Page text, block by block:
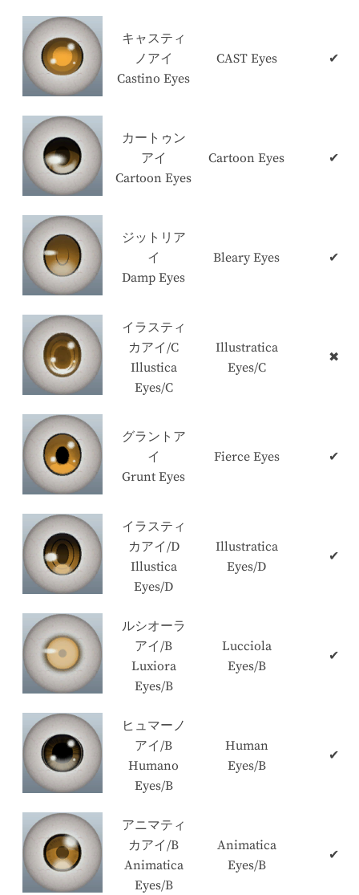
キャスティ
ノアイ
Castino Eyes
CAST Eyes ✔
カートゥン
アイ
Cartoon Eyes
Cartoon Eyes ✔
ジットリア
イ
Damp Eyes
Bleary Eyes ✔
イラスティ
カアイ/C
Illustica
Eyes/C
Illustratica
Eyes/C
✖
グラントア
イ
Grunt Eyes
Fierce Eyes ✔
イラスティ
カアイ/D
Illustica
Eyes/D
Illustratica
Eyes/D
✔
ルシオーラ
アイ/B
Luxiora
Eyes/B
Lucciola
Eyes/B
✔
ヒュマーノ
アイ/B
Humano
Eyes/B
Human
Eyes/B
✔
アニマティ
カアイ/B
Animatica
Eyes/B
Animatica
Eyes/B
✔